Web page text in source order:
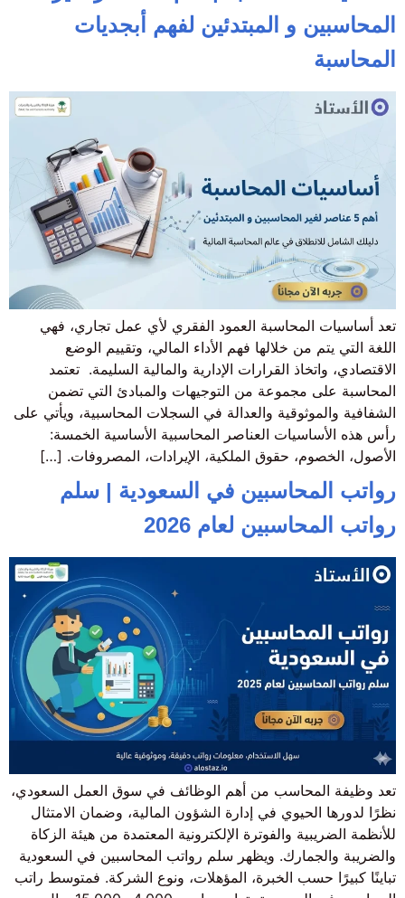
المحاسبين و المبتدئين لفهم أبجديات
المحاسبة
تعد أساسيات المحاسبة العمود الفقري لأي عمل تجاري، فهي
اللغة التي يتم من خلالها فهم الأداء المالي، وتقييم الوضع
الاقتصادي، واتخاذ القرارات الإدارية والمالية السليمة. تعتمد
المحاسبة على مجموعة من التوجيهات والمبادئ التي تضمن
الشفافية والموثوقية والعدالة في السجلات المحاسبية، ويأتي على
رأس هذه الأساسيات العناصر المحاسبية الأساسية الخمسة:
الأصول، الخصوم، حقوق الملكية، الإيرادات، المصروفات. […]
رواتب المحاسبين في السعودية | سلم
رواتب المحاسبين لعام 2026
تعد وظيفة المحاسب من أهم الوظائف في سوق العمل السعودي،
نظرًا لدورها الحيوي في إدارة الشؤون المالية، وضمان الامتثال
للأنظمة الضريبية والفوترة الإلكترونية المعتمدة من هيئة الزكاة
والضريبة والجمارك. ويظهر سلم رواتب المحاسبين في السعودية
تباينًا كبيرًا حسب الخبرة، المؤهلات، ونوع الشركة. فمتوسط راتب